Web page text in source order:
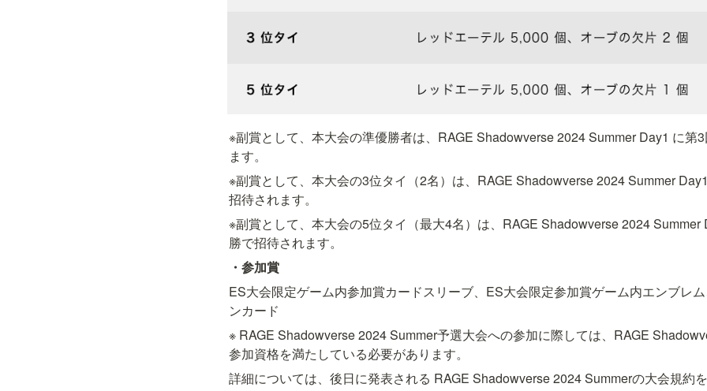
※副賞として、本大会の準優勝者は、RAGE Shadowverse 2024 Summer Day1 に第
ます。
※副賞として、本大会の3位タイ（2名）は、RAGE Shadowverse 2024 Summer
招待されます。
※副賞として、本大会の5位タイ（最大4名）は、RAGE Shadowverse 2024 Summer
勝で招待されます。
・参加賞
ES大会限定ゲーム内参加賞カードスリーブ、ES大会限定参加賞ゲーム内エンブレ
ンカード
※ RAGE Shadowverse 2024 Summer予選大会への参加に際しては、RAGE
参加資格を満たしている必要があります。
詳細については、後日に発表される RAGE Shadowverse 2024 Summerの大会規約を